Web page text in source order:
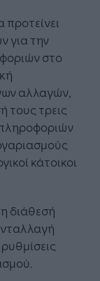
για την
στο
αλλαγών,
τους τρεις
κάτοικοι
διάθεσή